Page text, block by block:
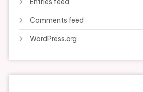
Entries feed
Comments feed
WordPress.org